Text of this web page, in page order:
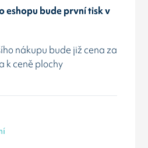
eshopu bude první tisk v
nákupu bude již cena za
k ceně plochy